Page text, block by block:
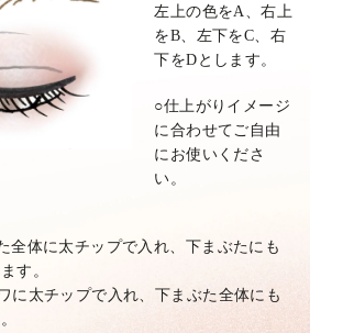
左上の色をA、右上
をB、左下をC、右
下をDとします。
○仕上がりイメージ
に合わせてご自由
にお使いくださ
い。
全体に太チップで入れ、下まぶたにも
す。
に太チップで入れ、下まぶた全体にも